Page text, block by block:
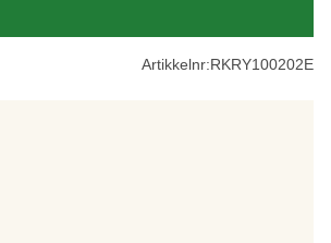
Artikkelnr:RKRY100202E